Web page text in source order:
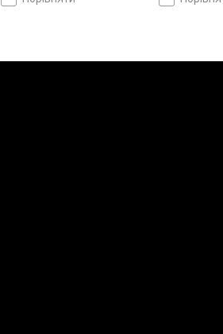
ремінець: браслет сталь, WR
50,